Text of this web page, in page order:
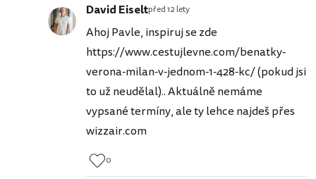
David Eiseltpřed 12 lety
Ahoj Pavle, inspiruj se zde
https://www.cestujlevne.com/benatky-
verona-milan-v-jednom-1-428-kc/ (pokud jsi
to už neudělal).. Aktuálně nemáme
vypsané termíny, ale ty lehce najdeš přes
wizzair.com
0